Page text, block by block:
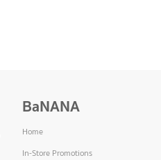
BaNANA
Home
In-Store Promotions